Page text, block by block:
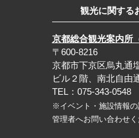
観光に関する
京都総合観光案内所
〒600-8216
京都市下京区烏丸通
ビル２階、南北自由
TEL：075-343-0548
※イベント・施設情報
管理者へお問い合わせく